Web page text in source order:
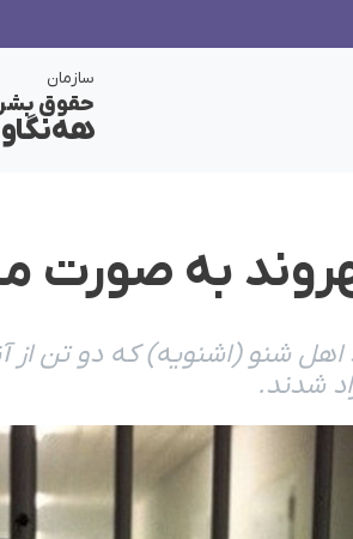
سازمان
حقوق
هەنگاو
شنو (اشنویە) کە دو تن
شدند.